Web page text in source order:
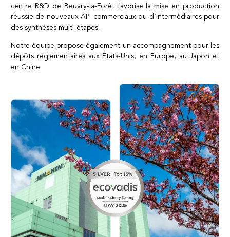
centre R&D de Beuvry-la-Forêt favorise la mise en production
réussie de nouveaux API commerciaux ou d’intermédiaires pour
des synthèses multi-étapes.
Notre équipe propose également un accompagnement pour les
dépôts réglementaires aux États-Unis, en Europe, au Japon et
en Chine.